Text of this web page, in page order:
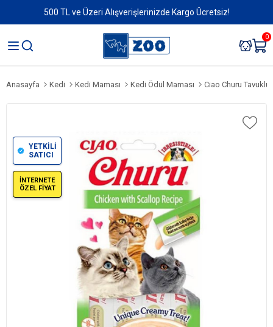
500 TL ve Üzeri Alışverişlerinizde Kargo Ücretsiz!
0
Anasayfa Kedi Kedi Maması Kedi Ödül Maması Ciao Churu Tavuklu
YETKİLİ
SATICI
İNTERNETE
ÖZEL FİYAT